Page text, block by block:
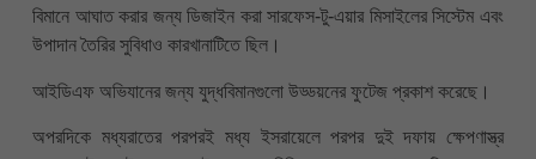
বিমানে আঘাত করার জন্য ডিজাইন করা সারফেস-টু-এয়ার মিসাইলের সিস্টেম এবং
উপাদান তৈরির সুবিধাও কারখানাটিতে ছিল।
আইডিএফ অভিযানের জন্য যুদ্ধবিমানগুলো উড্ডয়নের ফুটেজ প্রকাশ করেছে।
অপরদিকে মধ্যরাতের পরপরই মধ্য ইসরায়েলে পরপর দুই দফায় ক্ষেপণাস্ত্র